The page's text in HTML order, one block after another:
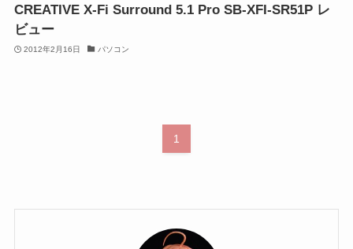
CREATIVE X-Fi Surround 5.1 Pro SB-XFI-SR51P レ
ビュー
2012年2月16日 パソコン
1